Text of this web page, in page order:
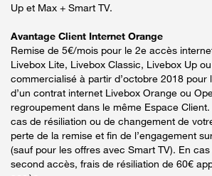
Up et Max + Smart TV.
Avantage Client Internet Orange
Remise de 5€/mois pour le 2e accès
Livebox Lite, Livebox Classic, Livebox Up
commercialisé à partir d’octobre 2018 pour
d’un contrat internet Livebox Orange ou
regroupement dans le même Espace
cas de résiliation ou de changement de
perte de la remise et fin de l’engagement
(sauf pour les offres avec Smart TV). En
second accès, frais de résiliation de 60€